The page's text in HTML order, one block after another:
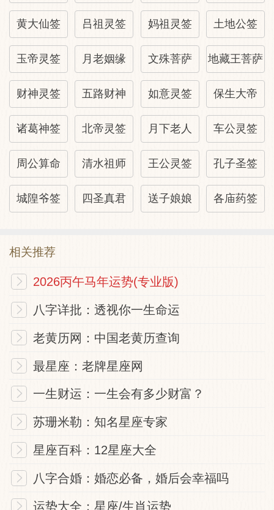
行人：未至。
诉讼：名正言顺地谈判，可得和解。
黄大仙签 吕祖灵签 妈祖灵签 土地公签
玉帝灵签 月老姻缘 文殊菩萨 地藏王菩萨
财神灵签 五路财神 如意灵签 保生大帝
诸葛神签 北帝灵签 月下老人 车公灵签
周公算命 清水祖师 王公灵签 孔子圣签
城隍爷签 四圣真君 送子娘娘 各庙药签
相关推荐
2026丙午马年运势(专业版)
八字详批：透视你一生命运
老黄历网：中国老黄历查询
最星座：老牌星座网
一生财运：一生会有多少财富？
苏珊米勒：知名星座专家
星座百科：12星座大全
八字合婚：婚恋必备，婚后会幸福吗
运势大全：星座/生肖运势